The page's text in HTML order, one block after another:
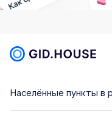
Населённые пункты в